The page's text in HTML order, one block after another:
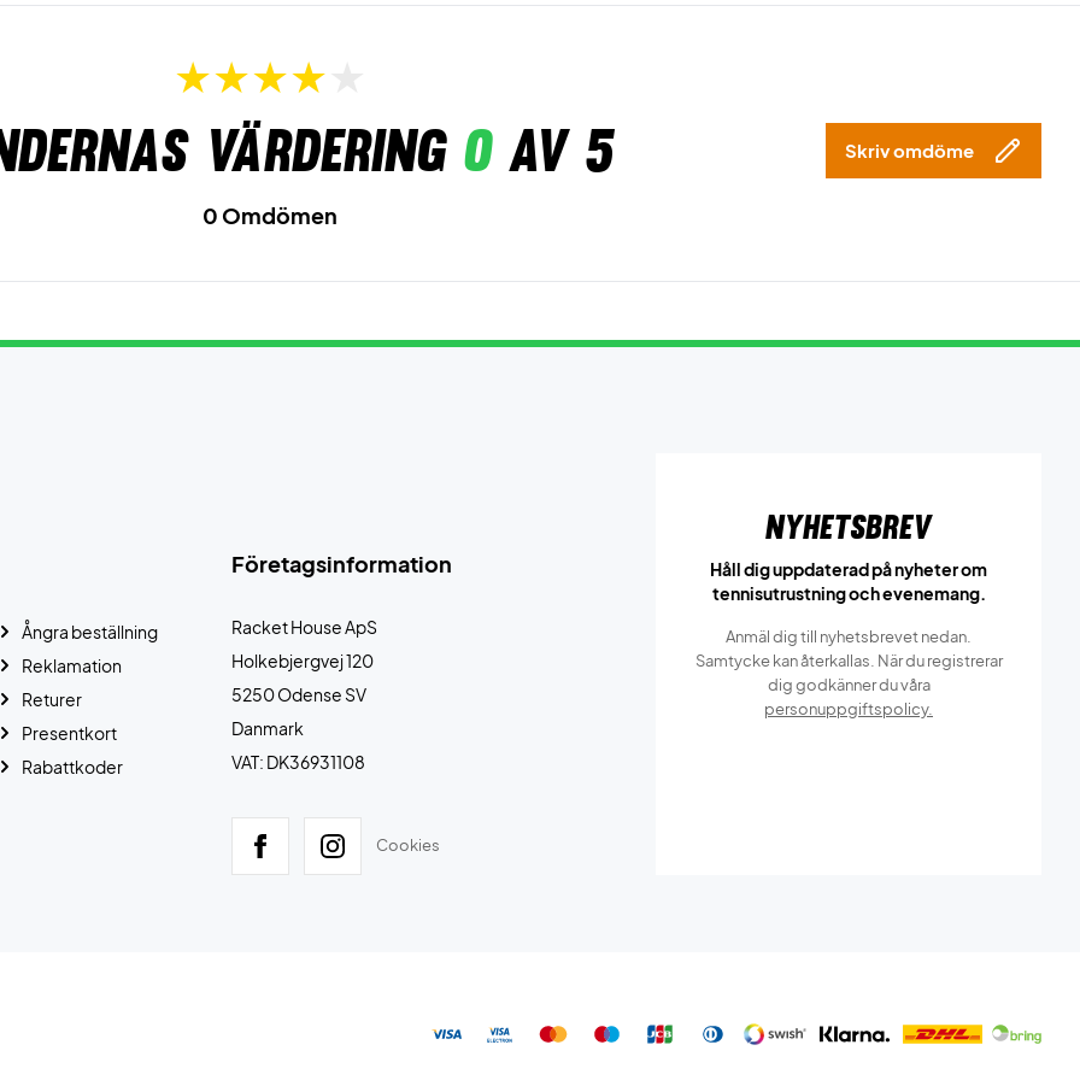
värdering 0av 5 Skriv omdöme
0 Omdömen
Företagsinformation
Racket House ApS
Holkebjergvej 120
5250 Odense SV
Danmark
VAT: DK36931108
Cookies
Ångra beställning
Reklamation
Returer
Presentkort
Rabattkoder
Nyhetsbrev
Håll dig uppdaterad på nyheter om
tennisutrustning och evenemang.
Anmäl dig till nyhetsbrevet nedan.
Samtycke kan återkallas. När du registrerar
dig godkänner du våra
personuppgiftspolicy.